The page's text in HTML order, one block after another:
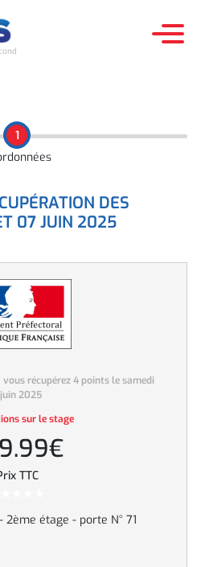
DES POINTS
DES
07 JUIN 2025
récupérez 4 points le samedi
2025
sur le stage
TTC
2ème étage - porte N° 71
1